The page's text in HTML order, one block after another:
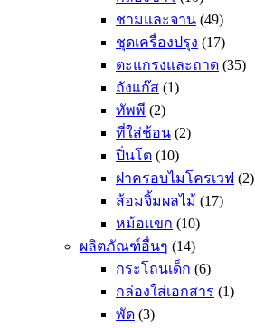
ชามและจาน (49)
ชุดเครื่องปรุง (17)
ตะแกรงและถาด (35)
ถังแก๊ส (1)
ทัพพี (2)
ที่ใส่ช้อน (2)
ปิ่นโต (10)
ฝาครอบไมโครเวฟ (2)
ส้อมจิ้มผลไม้ (17)
หม้อแขก (10)
ผลิตภัณฑ์อื่นๆ (14)
กระโถนเด็ก (6)
กล่องใส่เอกสาร (1)
พัด (3)